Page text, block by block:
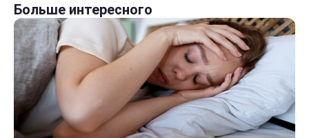
Больше интересного